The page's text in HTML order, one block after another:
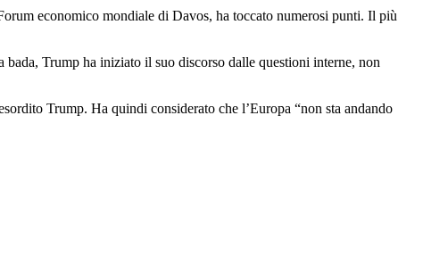
economico mondiale di Davos, ha toccato numerosi punti. Il più
Trump ha iniziato il suo discorso dalle questioni interne, non
Trump. Ha quindi considerato che l’Europa “non sta andando